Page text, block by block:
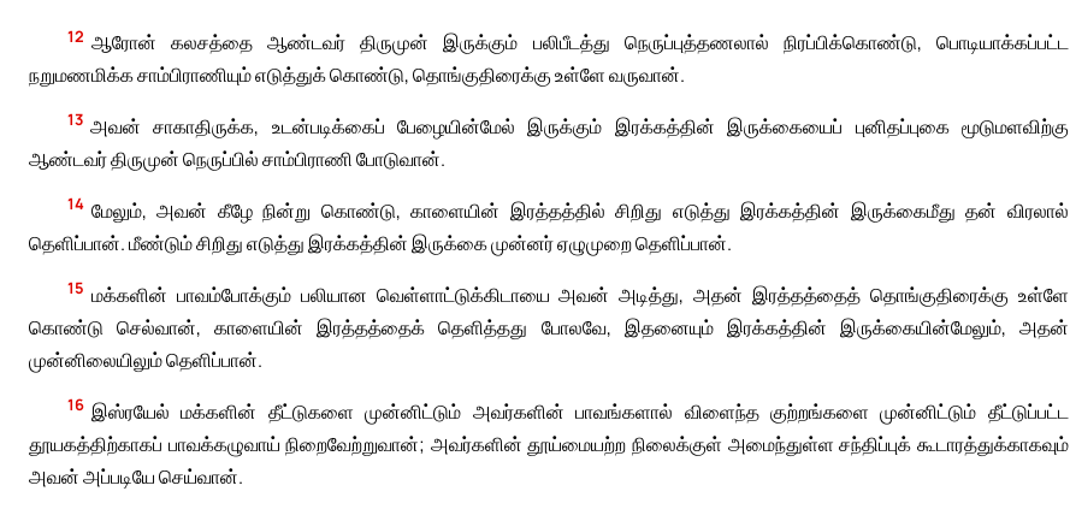
12 ஆரோன் கலசத்தை ஆண்டவர் திருமுன் இருக்கும் பலிபீடத்து நெருப்புத்தணலால் நிரப்பிக்கொண்டு, பொடியாக்கப்பட்ட
நறுமணமிக்க சாம்பிராணியும் எடுத்துக் கொண்டு, தொங்குதிரைக்கு உள்ளே வருவான்.
13 அவன் சாகாதிருக்க, உடன்படிக்கைப் பேழையின்மேல் இருக்கும் இரக்கத்தின் இருக்கையைப் புனிதப்புகை மூடுமளவிற்கு
ஆண்டவர் திருமுன் நெருப்பில் சாம்பிராணி போடுவான்.
14 மேலும், அவன் கீழே நின்று கொண்டு, காளையின் இரத்தத்தில் சிறிது எடுத்து இரக்கத்தின் இருக்கைமீது தன் விரலால்
தெளிப்பான். மீண்டும் சிறிது எடுத்து இரக்கத்தின் இருக்கை முன்னர் ஏழுமுறை தெளிப்பான்.
15 மக்களின் பாவம்போக்கும் பலியான வெள்ளாட்டுக்கிடாயை அவன் அடித்து, அதன் இரத்தத்தைத் தொங்குதிரைக்கு உள்ளே
கொண்டு செல்வான், காளையின் இரத்தத்தைக் தெளித்தது போலவே, இதனையும் இரக்கத்தின் இருக்கையின்மேலும், அதன்
முன்னிலையிலும் தெளிப்பான்.
16 இஸ்ரயேல் மக்களின் தீட்டுகளை முன்னிட்டும் அவர்களின் பாவங்களால் விளைந்த குற்றங்களை முன்னிட்டும் தீட்டுப்பட்ட
தூயகத்திற்காகப் பாவக்கழுவாய் நிறைவேற்றுவான்; அவர்களின் தூய்மையற்ற நிலைக்குள் அமைந்துள்ள சந்திப்புக் கூடாரத்துக்காகவும்
அவன் அப்படியே செய்வான்.